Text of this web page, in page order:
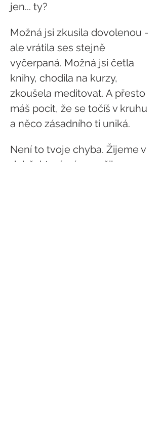
jen... ty?
Možná jsi zkusila dovolenou -
ale vrátila ses stejně
vyčerpaná. Možná jsi četla
knihy, chodila na kurzy,
zkoušela meditovat. A přesto
máš pocit, že se točíš v kruhu
a něco zásadního ti uniká.
Není to tvoje chyba. Žijeme v
době, která nás naučila